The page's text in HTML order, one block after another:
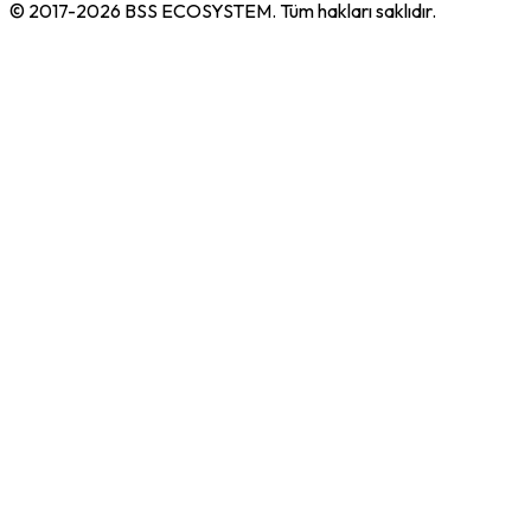
© 2017-2026 BSS ECOSYSTEM. Tüm hakları saklıdır.